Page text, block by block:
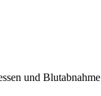
und Blutabnahme